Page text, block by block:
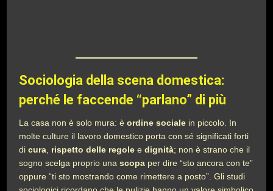
Sociologia della scena domestica:
perché le faccende “parlano” di più
La casa non è solo mura: èordine sociale in piccolo. In
molte culture il lavoro domestico porta con sé significati forti
dicura rispetto delle regole edignità; non è strano che il
sogno scelga proprio unascopa per dire “sto ancora con te”
oppure “ti sto mostrando come rimettere a posto”. Gli studi